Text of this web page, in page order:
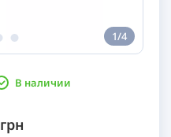
1/4
В наличии
грн